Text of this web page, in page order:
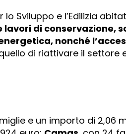
Sviluppo e l’Edilizia
lavori di conservazione,
nonché
di riattivare il settore
e un importo di 2,06